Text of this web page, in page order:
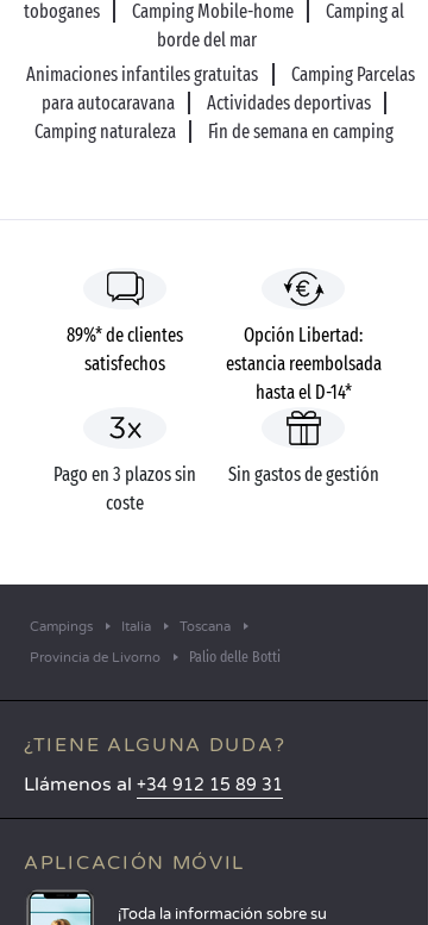
toboganes Camping Mobile-home
Camping al
borde del mar
Animaciones infantiles gratuitas
Camping Parcelas
para autocaravana
Actividades deportivas
Camping naturaleza
Fin de semana en camping
89%* de clientes
satisfechos
Opción Libertad:
estancia reembolsada
hasta el D-14*
Pago en 3 plazos sin
coste
Sin gastos de gestión
Campings Italia
Toscana
Provincia de Livorno
Palio delle Botti
¿TIENE ALGUNA DUDA?
Llámenos al +34 912 15 89 31
APLICACIÓN MÓVIL
¡Toda la información sobre su